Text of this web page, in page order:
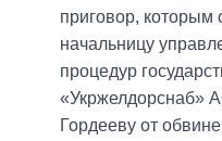
приговор,
начальницу
процедур
«Укржелдорснаб»
Гордееву от